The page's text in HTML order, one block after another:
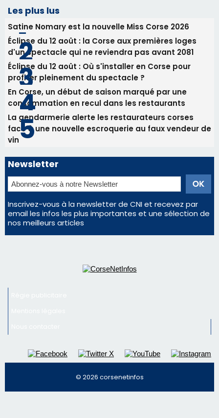
05/08/2026 09:53
Biguglia : messe de la Sainte-Marie et
procession le 14 août
31/07/2026 08:24
Tennis - Début ce week-end du tournoi du
RCPV
Les plus lus
Satine Nomary est la nouvelle Miss Corse 2026
Éclipse du 12 août : la Corse aux premières loges
d'un spectacle qui ne reviendra pas avant 2081
Éclipse du 12 août : Où s'installer en Corse pour
profiter pleinement du spectacle ?
En Corse, un début de saison marqué par une
consommation en recul dans les restaurants
nos meilleurs articles